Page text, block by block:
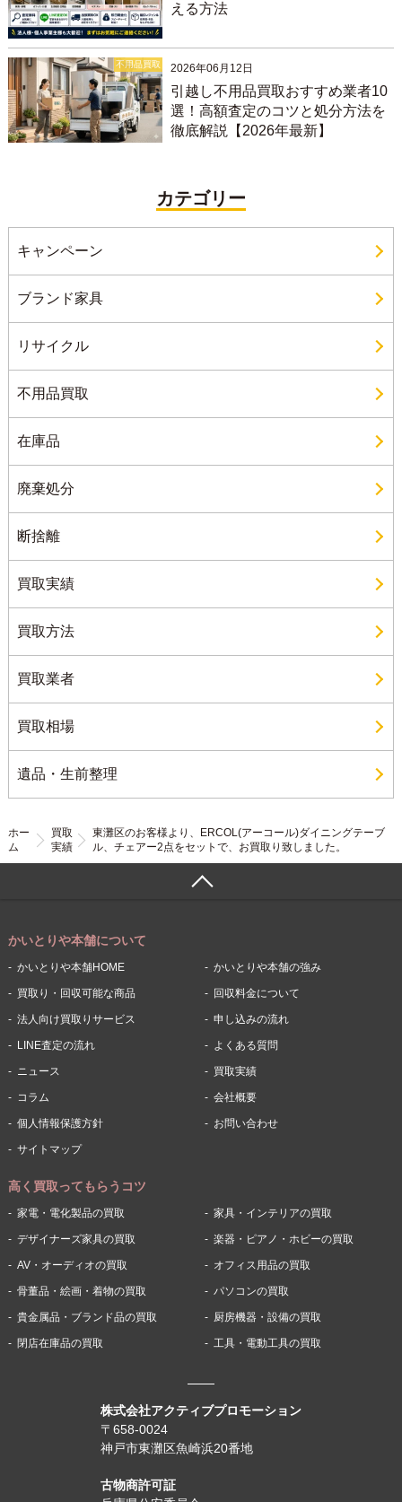
える方法
不用品買取 2026年06月12日
引越し不用品買取おすすめ業者10
選！高額査定のコツと処分方法を
徹底解説【2026年最新】
カテゴリー
キャンペーン
ブランド家具
リサイクル
不用品買取
在庫品
廃棄処分
断捨離
買取実績
買取方法
買取業者
買取相場
遺品・生前整理
ホー
ム
買取
実績
東灘区のお客様より、ERCOL(アーコール)ダイニングテーブ
ル、チェアー2点をセットで、お買取り致しました。
株式会社アクティブプロモーション
〒658-0024
神戸市東灘区魚崎浜20番地
古物商許可証
かいとりや本舗について
かいとりや本舗HOME かいとりや本舗の強み
買取り・回収可能な商品 回収料金について
法人向け買取りサービス 申し込みの流れ
LINE査定の流れ よくある質問
ニュース 買取実績
コラム 会社概要
個人情報保護方針 お問い合わせ
サイトマップ
高く買取ってもらうコツ
家電・電化製品の買取 家具・インテリアの買取
デザイナーズ家具の買取 楽器・ピアノ・ホビーの買取
AV・オーディオの買取 オフィス用品の買取
骨董品・絵画・着物の買取 パソコンの買取
貴金属品・ブランド品の買取 厨房機器・設備の買取
閉店在庫品の買取 工具・電動工具の買取